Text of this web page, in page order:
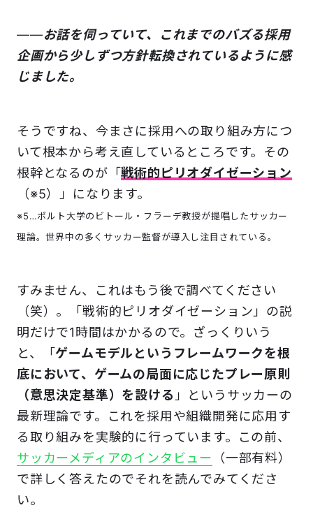
――お話を伺っていて、これまでのバズる採用
企画から少しずつ方針転換されているように感
じました。
そうですね、今まさに採用への取り組み方につ
いて根本から考え直しているところです。その
根幹となるのが「戦術的ピリオダイゼーション
（※5）」になります。
※5…ポルト大学のビトール・フラーデ教授が提唱したサッカー
理論。世界中の多くサッカー監督が導入し注目されている。
すみません、これはもう後で調べてください
（笑）。「戦術的ピリオダイゼーション」の説
明だけで1時間はかかるので。ざっくりいう
と、「ゲームモデルというフレームワークを根
底において、 ゲームの局面に応じたプレー原則
（意思決定基準）を設ける 」というサッカーの
最新理論です。これを採用や組織開発に応用す
る取り組みを実験的に行っています。この前、
サッカーメディアのインタビュー （一部有料）
で詳しく答えたのでそれを読んでみてくださ
い。